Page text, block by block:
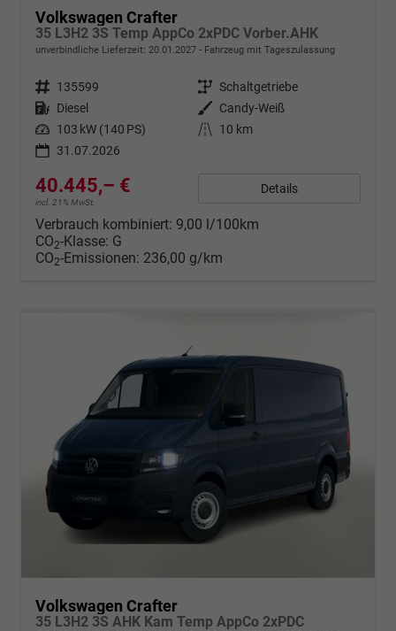
Volkswagen Crafter
35 L3H2 3S Temp AppCo 2xPDC Vorber.AHK
unverbindliche Lieferzeit: 20.01.2027 Fahrzeug mit Tageszulassung
Fahrzeugnr. 135599 Getriebe Schaltgetriebe
Kraftstoff Diesel Außenfarbe Candy-Weiß
Leistung 103 kW (140 PS) Kilometerstand
10 km
31.07.2026
40.445,– €
incl. 21% MwSt.
Details
Verbrauch kombiniert: 9,00 l/100km
CO2-Klasse: G
CO2-Emissionen: 236,00 g/km
Volkswagen Crafter
35 L3H2 3S AHK Kam Temp AppCo 2xPDC